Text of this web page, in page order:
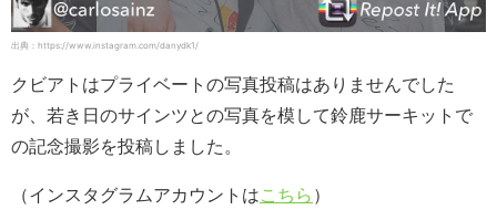
出典：https://www.instagram.com/danydk1/
クビアトはプライベートの写真投稿はありませんでした
が、若き日のサインツとの写真を模して鈴鹿サーキットで
の記念撮影を投稿しました。
（インスタグラムアカウントはこちら ）